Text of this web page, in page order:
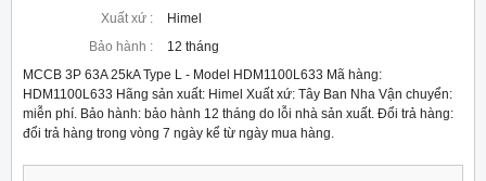
Xuất xứ :
Himel
Bảo hành :
12 tháng
MCCB 3P 63A 25kA Type L - Model HDM1100L633 Mã hàng:
HDM1100L633 Hãng sản xuất: Himel Xuất xứ: Tây Ban Nha Vận chuyển:
miễn phí. Bảo hành: bảo hành 12 tháng do lỗi nhà sản xuất. Đổi trả hàng:
đổi trả hàng trong vòng 7 ngày kể từ ngày mua hàng.